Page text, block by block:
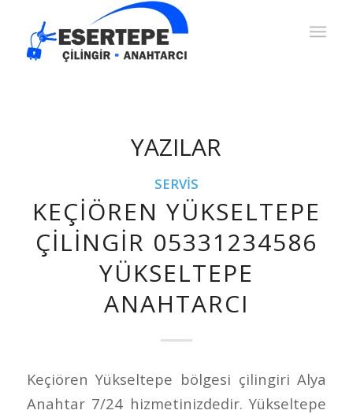
YAZILAR
SERVIS
KEÇIÖREN YÜKSELTEPE
ÇILINGIR 05331234586
YÜKSELTEPE
ANAHTARCI
Keçiören Yükseltepe bölgesi çilingiri Alya
Anahtar 7/24 hizmetinizdedir. Yükseltepe